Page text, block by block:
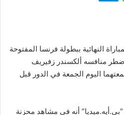
النهائية ببطولة فرنسا المفتوحة
منافسه ألكسندر زفيريف
اليوم الجمعة في الدور قبل
“بي.أيه.ميديا” أنه في مشاهد محزنة